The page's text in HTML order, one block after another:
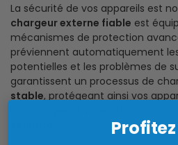
La sécurité de vos appareils est
chargeur externe fiable est
mécanismes de protection
préviennent automatiquement
potentielles et les problèmes de
garantissent un processus de
stable, protégeant ainsi vos